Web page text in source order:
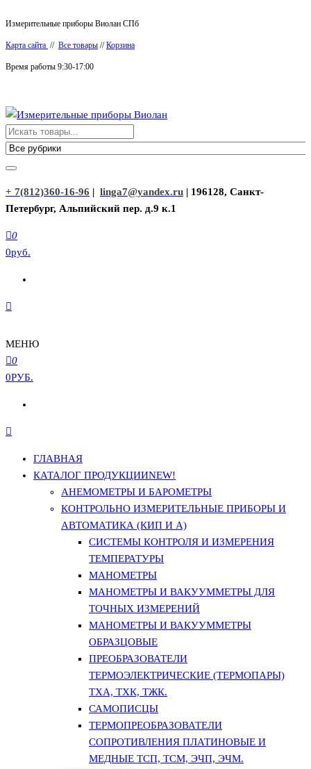
к
содержимому
Измерительные приборы Виолан СПб
Карта сайта // Все товары //Корзина
Время работы 9:30-17:00
Измерительные приборы Виолан
+ 7(812)360-16-96 | linga7@yandex.ru | 196128, Санкт-
Петербург, Альпийский пер. д.9 к.1
0
0руб.
МЕНЮ
0
0РУБ.
ГЛАВНАЯ
КАТАЛОГ ПРОДУКЦИИNEW!
АНЕМОМЕТРЫ И БАРОМЕТРЫ
КОНТРОЛЬНО ИЗМЕРИТЕЛЬНЫЕ ПРИБОРЫ И
АВТОМАТИКА (КИП И А)
СИСТЕМЫ КОНТРОЛЯ И ИЗМЕРЕНИЯ
ТЕМПЕРАТУРЫ
МАНОМЕТРЫ
МАНОМЕТРЫ И ВАКУУММЕТРЫ ДЛЯ
ТОЧНЫХ ИЗМЕРЕНИЙ
МАНОМЕТРЫ И ВАКУУММЕТРЫ
ОБРАЗЦОВЫЕ
ПРЕОБРАЗОВАТЕЛИ
ТЕРМОЭЛЕКТРИЧЕСКИЕ (ТЕРМОПАРЫ)
ТХА, ТХК, ТЖК.
САМОПИСЦЫ
ТЕРМОПРЕОБРАЗОВАТЕЛИ
СОПРОТИВЛЕНИЯ ПЛАТИНОВЫЕ И
МЕДНЫЕ ТСП, ТСМ, ЭЧП, ЭЧМ.